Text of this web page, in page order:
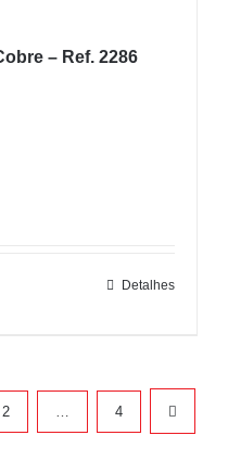
– Ref. 2286
Detalhes
2 4